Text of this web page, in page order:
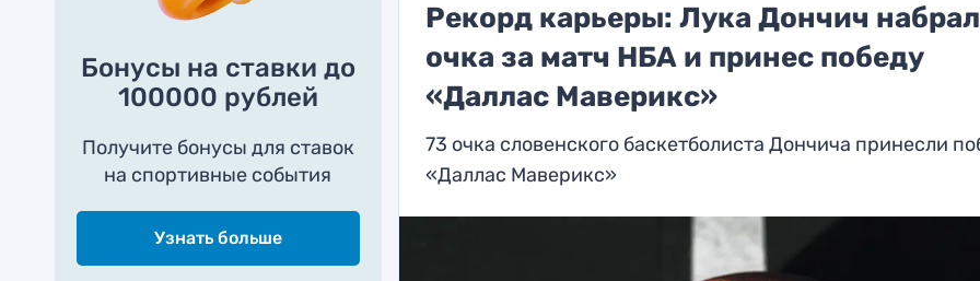
Бонусы на ставки до
100000 рублей
Получите бонусы для ставок
на спортивные события
Узнать больше
Рекорд карьеры: Лука Дончич
очка за матч НБА и принес победу
«Даллас Маверикс»
73 очка словенского баскетболиста Дончича принесли
«Даллас Маверикс»